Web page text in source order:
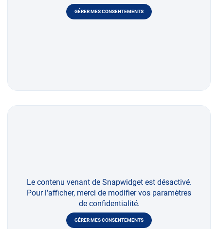
GÉRER MES CONSENTEMENTS
Le contenu venant de Snapwidget est désactivé.
Pour l'afficher, merci de modifier vos paramètres
de confidentialité.
GÉRER MES CONSENTEMENTS